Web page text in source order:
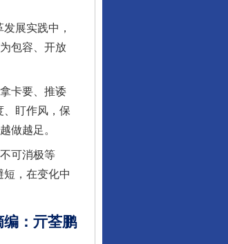
展实践中，
包容、开放
卡要、推诿
、盯作风，保
做越足。
可消极等
，在变化中
编 ： 亓荃鹏
行百业